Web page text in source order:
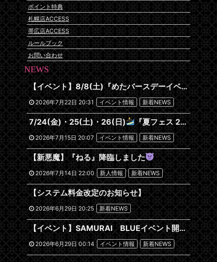
ポイント特典
札幌店ACCESS
帯広店ACCESS
ルールブック
お問い合わせ
NEWS
【イベント】8/8(土)『めたバースデーイベント』開催です
2026年7月22日 20:31 イベント情報 新着NEWS
7/24(金)・25(土)・26(日) 『夏フェス 2026~沖縄編~』
2026年7月15日 20:07 イベント情報 新着NEWS
【新悪魔】『ねる』降臨しました
2026年7月14日 22:00 新人情報 新着NEWS
【システム料金改定のお知らせ】
2026年6月29日 20:25 新着NEWS
【イベント】SAMURAI BLUEイベント開催します！
2026年6月29日 00:14 イベント情報 新着NEWS